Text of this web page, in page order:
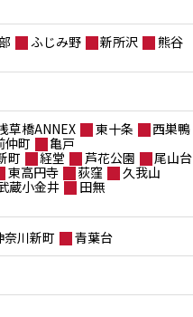
ふじみ野 新所沢
熊谷
草橋ANNEX 東十条
西巣鴨
仲町
亀戸
町 経堂 芦花公園
尾山台
東高円寺 荻窪
久我山
蔵小金井
田無
奈川新町 青葉台